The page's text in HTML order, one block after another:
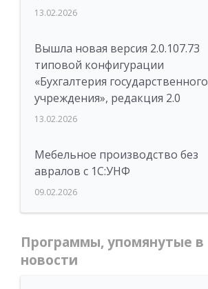
13.02.2026
Вышла новая версия 2.0.107.73
типовой конфигурации
«Бухгалтерия государственного
учреждения», редакция 2.0
13.02.2026
Мебельное производство без
авралов с 1С:УНФ
09.02.2026
Программы, упомянутые в
новости